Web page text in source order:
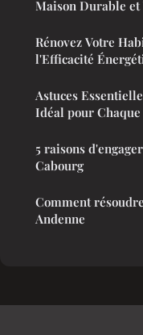
Maison Durable et
Rénovez Votre
l'Efficacité
Astuces
Idéal pour
5 raisons
Cabourg
Comment
Andenne